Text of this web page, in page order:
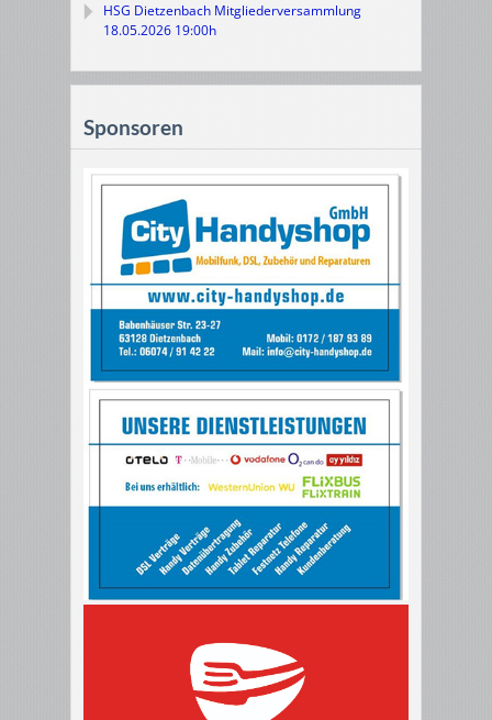
HSG Dietzenbach Mitgliederversammlung
18.05.2026 19:00h
Sponsoren